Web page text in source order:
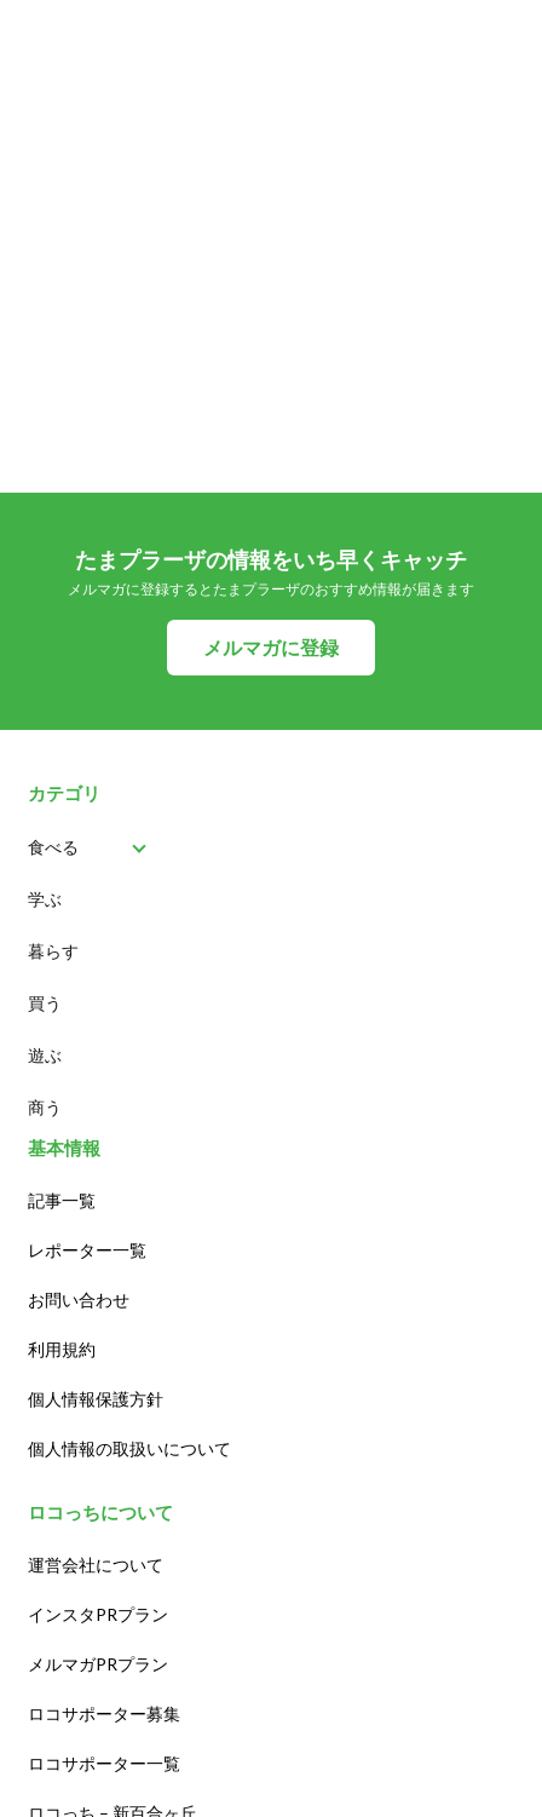
たまプラーザの情報をいち早くキャッチ
メルマガに登録するとたまプラーザのおすすめ情報が届きます
メルマガに登録
カテゴリ
食べる
パン
スイーツ
ランチ
カフェ
学ぶ
暮らす
買う
遊ぶ
商う
基本情報
記事一覧
レポーター一覧
お問い合わせ
利用規約
個人情報保護方針
個人情報の取扱いについて
ロコっちについて
運営会社について
インスタPRプラン
メルマガPRプラン
ロコサポーター募集
ロコサポーター一覧
ロコっち – 新百合ヶ丘